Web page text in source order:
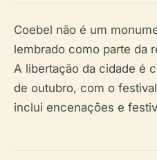
Coebel não é um
lembrado como parte da
A libertação da cidade é
de outubro, com o
inclui encenações e